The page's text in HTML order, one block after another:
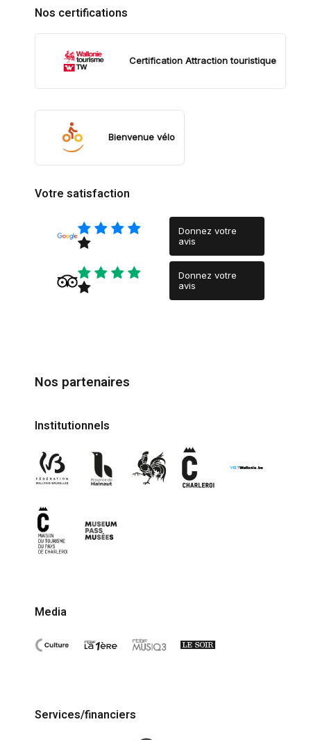
Nos certifications
Certification Attraction touristique
Bienvenue vélo
Votre satisfaction
Donnez votre
avis
Donnez votre
avis
Nos partenaires
Institutionnels
Media
Services/financiers